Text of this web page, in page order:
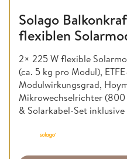
Solago
flexiblen
2× 225 W flexible
(ca. 5 kg pro Modul),
Modulwirkungsgrad,
Mikrowechselrichter (800
& Solarkabel-Set inklusive